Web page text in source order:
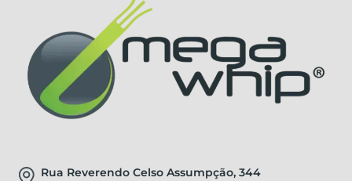
Rua Reverendo Celso Assumpção, 344